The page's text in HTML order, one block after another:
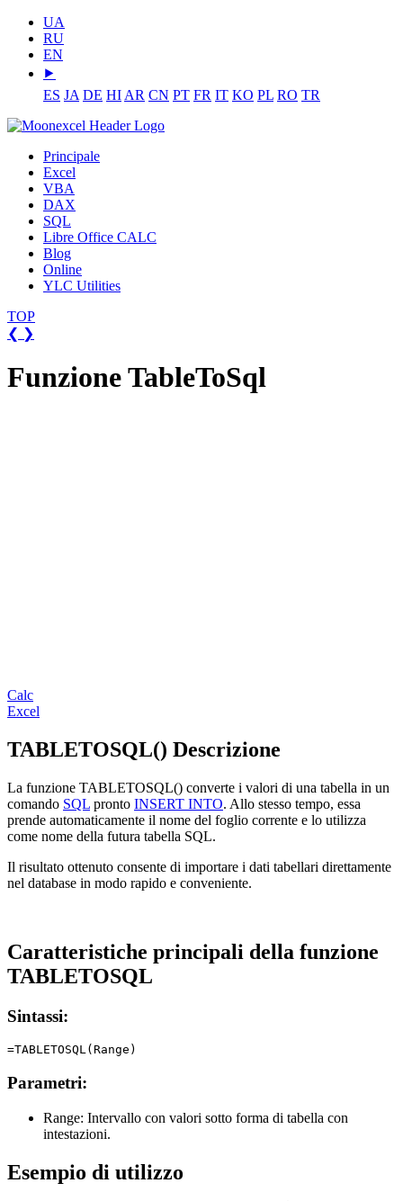
UA
RU
EN
⯈
ES JA DE HI AR CN PT FR IT KO PL RO TR
Principale
Excel
VBA
DAX
SQL
Libre Office CALC
Blog
Online
YLC Utilities
TOP
❮ ❯
Funzione TableToSql
Calc
Excel
TABLETOSQL() Descrizione
La funzione TABLETOSQL() converte i valori di una tabella in un
comando SQL pronto INSERT INTO. Allo stesso tempo, essa
prende automaticamente il nome del foglio corrente e lo utilizza
come nome della futura tabella SQL.
Il risultato ottenuto consente di importare i dati tabellari direttamente
nel database in modo rapido e conveniente.
Caratteristiche principali della funzione
TABLETOSQL
Sintassi:
Parametri:
Range: Intervallo con valori sotto forma di tabella con
intestazioni.
Esempio di utilizzo